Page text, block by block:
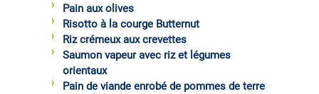
Pain aux olives
Risotto à la courge Butternut
Riz crémeux aux crevettes
Saumon vapeur avec riz et légumes
orientaux
Pain de viande enrobé de pommes de terre